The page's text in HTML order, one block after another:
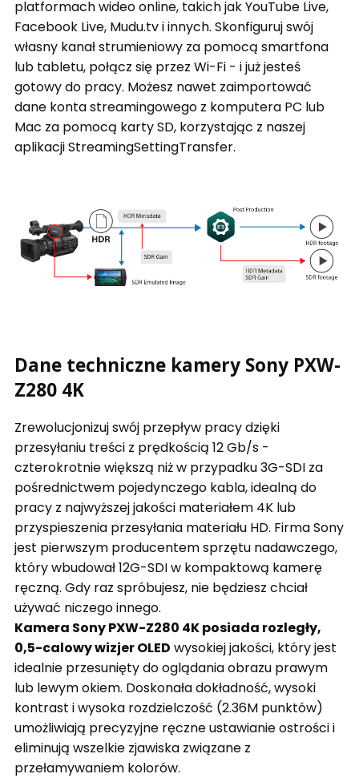
platformach wideo online, takich jak YouTube Live,
Facebook Live, Mudu.tv i innych. Skonfiguruj swój
własny kanał strumieniowy za pomocą smartfona
lub tabletu, połącz się przez Wi-Fi - i już jesteś
gotowy do pracy. Możesz nawet zaimportować
dane konta streamingowego z komputera PC lub
Mac za pomocą karty SD, korzystając z naszej
aplikacji StreamingSettingTransfer.
Dane techniczne kamery Sony PXW-
Z280 4K
Zrewolucjonizuj swój przepływ pracy dzięki
przesyłaniu treści z prędkością 12 Gb/s -
czterokrotnie większą niż w przypadku 3G-SDI za
pośrednictwem pojedynczego kabla, idealną do
pracy z najwyższej jakości materiałem 4K lub
przyspieszenia przesyłania materiału HD. Firma Sony
jest pierwszym producentem sprzętu nadawczego,
który wbudował 12G-SDI w kompaktową kamerę
ręczną. Gdy raz spróbujesz, nie będziesz chciał
używać niczego innego.
Kamera Sony PXW-Z280 4K posiada rozległy,
0,5-calowy wizjer OLED wysokiej jakości, który jest
idealnie przesunięty do oglądania obrazu prawym
lub lewym okiem. Doskonała dokładność, wysoki
kontrast i wysoka rozdzielczość (2.36M punktów)
umożliwiają precyzyjne ręczne ustawianie ostrości i
eliminują wszelkie zjawiska związane z
przełamywaniem kolorów.